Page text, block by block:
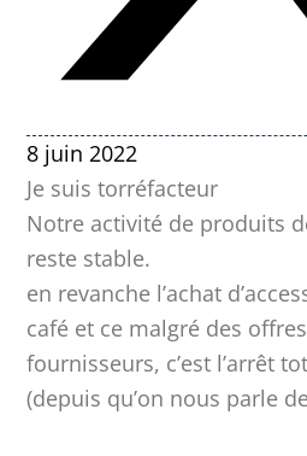
8 juin 2022
Je suis torréfacteur
Notre activité de produits
reste stable.
en revanche l’achat
café et ce malgré des
fournisseurs, c’est l’arrêt
(depuis qu’on nous parle